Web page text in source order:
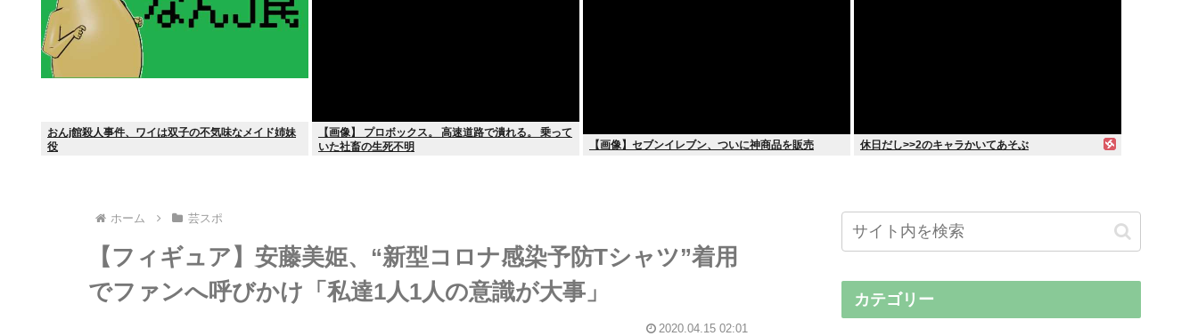
おんj館殺人事件、ワイは双子の不気味なメイド姉妹
役
【画像】 プロボックス。 高速道路で潰れる。 乗って
いた社畜の生死不明
【画像】セブンイレブン、ついに神商品を販売 休日だし>>2のキャラかいてあそぶ
ホーム 芸スポ
【フィギュア】安藤美姫、“新型コロナ感染予防Tシャツ”着用
でファンへ呼びかけ「私達1人1人の意識が大事」
2020.04.15 02:01
カテゴリー